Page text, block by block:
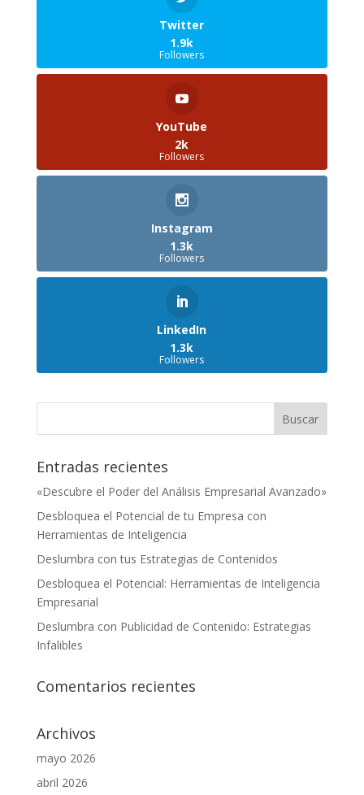
Twitter
1.9k
Followers
YouTube
2k
Followers
Instagram
1.3k
Followers
LinkedIn
1.3k
Followers
Entradas recientes
«Descubre el Poder del Análisis Empresarial Avanzado»
Desbloquea el Potencial de tu Empresa con
Herramientas de Inteligencia
Deslumbra con tus Estrategias de Contenidos
Desbloquea el Potencial: Herramientas de Inteligencia
Empresarial
Deslumbra con Publicidad de Contenido: Estrategias
Infalibles
Comentarios recientes
Archivos
mayo 2026
abril 2026